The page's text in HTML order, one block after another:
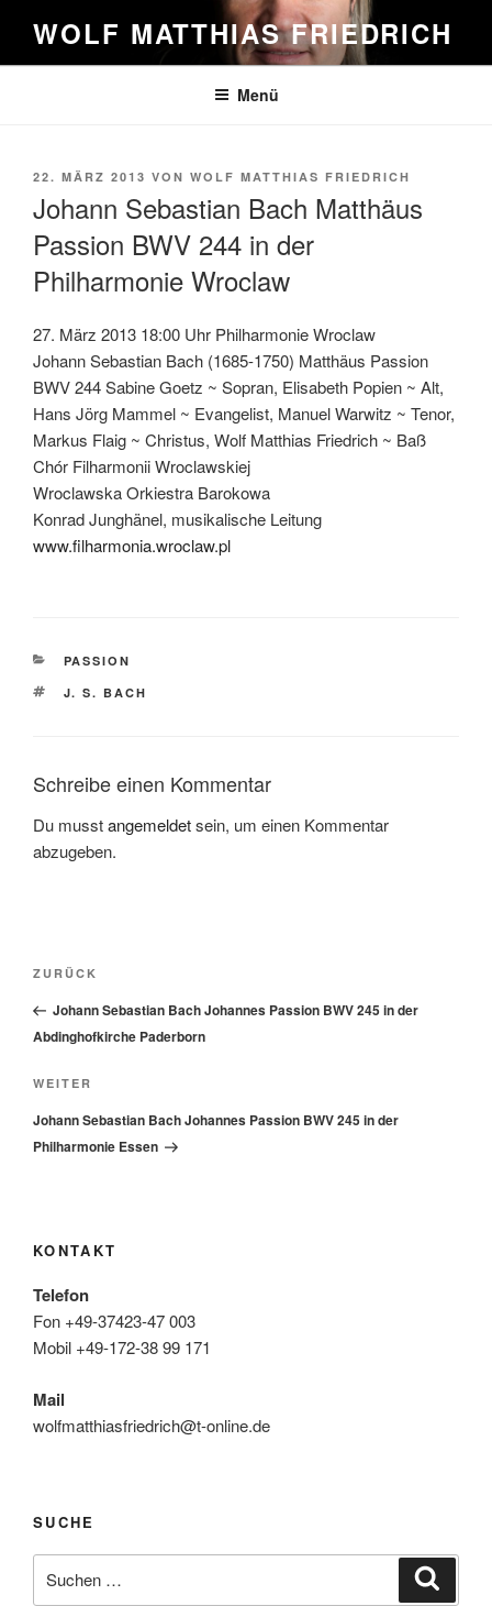
Inhalt
springen
WOLF MATTHIAS FRIEDRICH
Menü
VERÖFFENTLICHT
22. MÄRZ 2013 VON WOLF MATTHIAS FRIEDRICH
Johann Sebastian Bach Matthäus
Passion BWV 244 in der
Philharmonie Wroclaw
27. März 2013 18:00 Uhr Philharmonie Wroclaw
Johann Sebastian Bach (1685-1750) Matthäus Passion
BWV 244 Sabine Goetz ~ Sopran, Elisabeth Popien ~ Alt,
Hans Jörg Mammel ~ Evangelist, Manuel Warwitz ~ Tenor,
Markus Flaig ~ Christus, Wolf Matthias Friedrich ~ Baß
Chór Filharmonii Wroclawskiej
Wroclawska Orkiestra Barokowa
Konrad Junghänel, musikalische Leitung
www.filharmonia.wroclaw.pl
KATEGORIEN
PASSION
SCHLAGWÖRTER
J. S. BACH
Schreibe einen Kommentar
Du musstangemeldetsein, um einen Kommentar
abzugeben.
Beitragsnavigation
Vorheriger
Beitrag
ZURÜCK
Johann Sebastian Bach Johannes Passion BWV 245 in der
Abdinghofkirche Paderborn
Nächster
Beitrag
WEITER
Johann Sebastian Bach Johannes Passion BWV 245 in der
Philharmonie Essen
KONTAKT
Telefon
Fon +49-37423-47 003
Mobil +49-172-38 99 171
Mail
wolfmatthiasfriedrich@t-online.de
SUCHE
nach: